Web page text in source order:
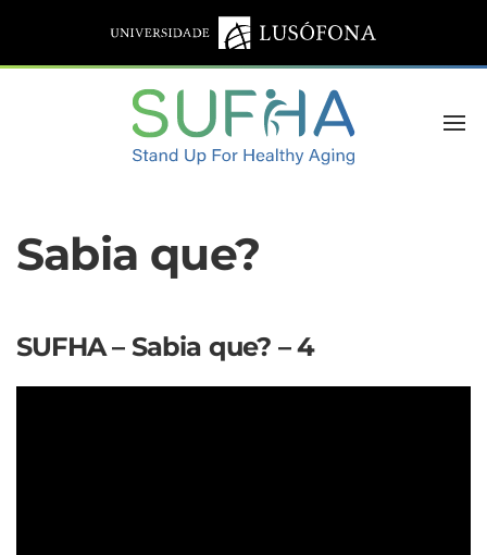
Sabia que?
SUFHA – Sabia que? – 4